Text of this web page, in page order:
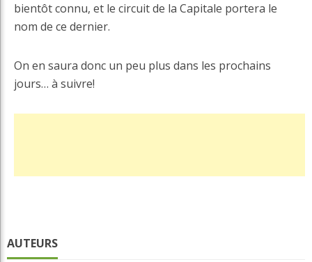
bientôt connu, et le circuit de la Capitale portera le
nom de ce dernier.
On en saura donc un peu plus dans les prochains
jours… à suivre!
AUTEURS